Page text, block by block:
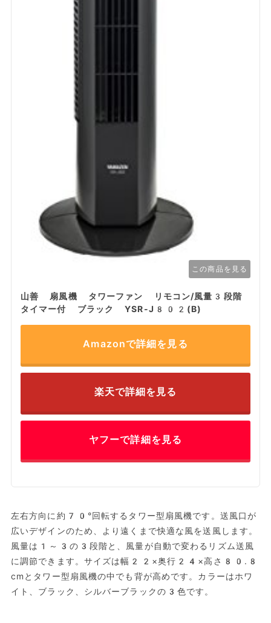
この商品を見る
山善 扇風機 タワーファン リモコン/風量3段階
タイマー付 ブラック YSR-J802(B)
Amazonで詳細を見る
楽天で詳細を見る
ヤフーで詳細を見る
左右方向に約70°回転するタワー型扇風機です。送風口が
広いデザインのため、より遠くまで快適な風を送風します。
風量は1～3の3段階と、風量が自動で変わるリズム送風
に調節できます。サイズは幅22×奥行24×高さ80.8
cmとタワー型扇風機の中でも背が高めです。カラーはホワ
イト、ブラック、シルバーブラックの3色です。